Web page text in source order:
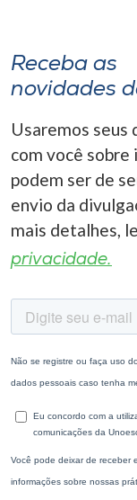
A+
Receba as
novidades
Usaremos seus
com você
podem ser de
envio da
mais detalhes,
privacidade.